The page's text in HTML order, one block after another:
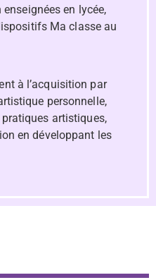
en lycée,
Ma classe au
à l’acquisition par
personnelle,
artistiques,
en développant les